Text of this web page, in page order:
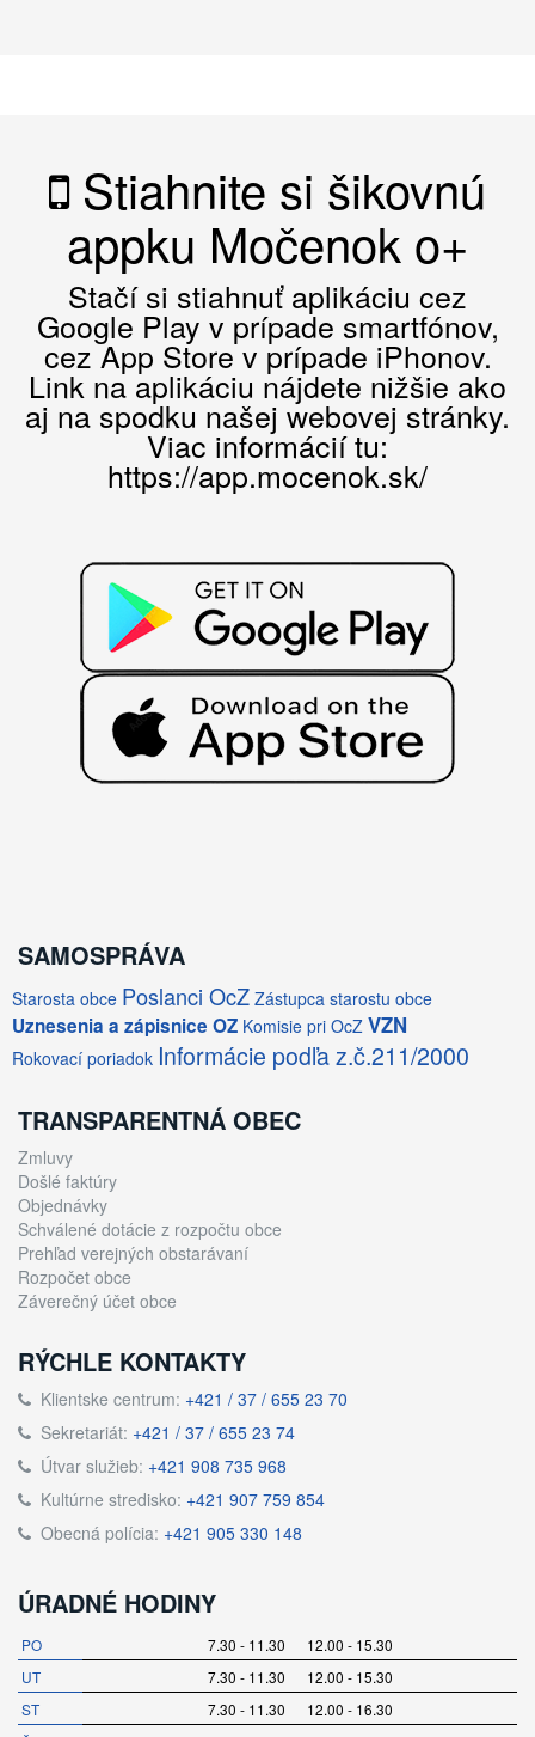
Stiahnite si šikovnú
appku Močenok o+
Stačí si stiahnuť aplikáciu cez
Google Play v prípade smartfónov,
cez App Store v prípade iPhonov.
Link na aplikáciu nájdete nižšie ako
aj na spodku našej webovej stránky.
Viac informácií tu:
https://app.mocenok.sk/
SAMOSPRÁVA
Starosta obce Poslanci OcZ Zástupca starostu obce
Uznesenia a zápisnice OZ Komisie pri OcZ VZN
Rokovací poriadok Informácie podľa z.č.211/2000
TRANSPARENTNÁ OBEC
Zmluvy
Došlé faktúry
Objednávky
Schválené dotácie z rozpočtu obce
Prehľad verejných obstarávaní
Rozpočet obce
Záverečný účet obce
RÝCHLE KONTAKTY
Klientske centrum: +421 / 37 / 655 23 70
Sekretariát: +421 / 37 / 655 23 74
Útvar služieb: +421 908 735 968
Kultúrne stredisko: +421 907 759 854
Obecná polícia: +421 905 330 148
ÚRADNÉ HODINY
PO
7.30 - 11.30 12.00 - 15.30
UT
7.30 - 11.30 12.00 - 15.30
ST
7.30 - 11.30 12.00 - 16.30